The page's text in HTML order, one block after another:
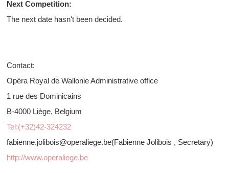
Next Competition:
The next date hasn't been decided.
Contact:
Opéra Royal de Wallonie Administrative office
1 rue des Dominicains
B-4000 Liège, Belgium
Tel:(+32)42-324232
fabienne.jolibois@operaliege.be(Fabienne Jolibois , Secretary)
http://www.operaliege.be